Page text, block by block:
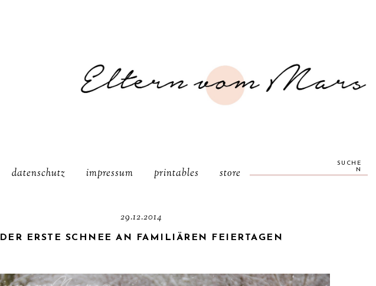
datenschutz impressum printables store
SUCHE
N
29.12.2014
DER ERSTE SCHNEE AN FAMILIÄREN FEIERTAGEN